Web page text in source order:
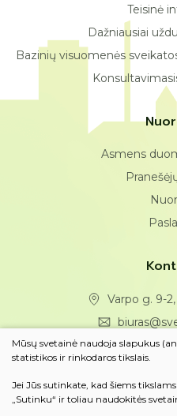
Teisinė
Dažniausiai
Bazinių visuomenės
Asmens
Varpo g. 9-
(0
Mūsų svetainė naudoja slapukus
statistikos ir rinkodaros tikslais.
Jei Jūs sutinkate, kad šiems
„Sutinku“ ir toliau naudokitės